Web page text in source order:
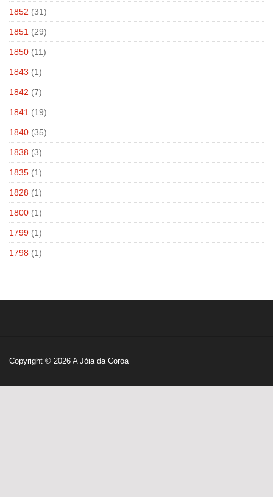
1852 (31)
1851 (29)
1850 (11)
1843 (1)
1842 (7)
1841 (19)
1840 (35)
1838 (3)
1835 (1)
1828 (1)
1800 (1)
1799 (1)
1798 (1)
Copyright © 2026 A Jóia da Coroa